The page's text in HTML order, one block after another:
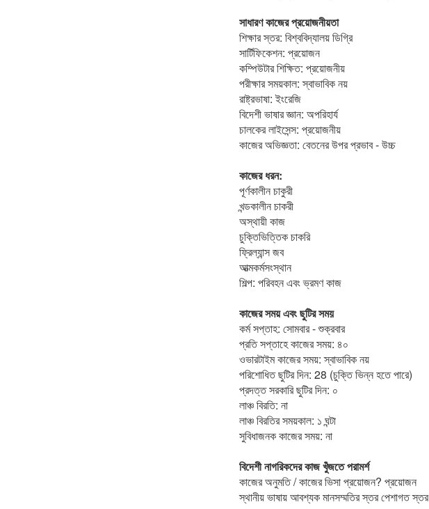
সাধারণ কাজের প্রয়োজনীয়তা
শিক্ষার স্তর: বিশ্ববিদ্যালয় ডিগ্রি
সার্টিফিকেশন: প্রয়োজন
কম্পিউটার শিক্ষিত: প্রয়োজনীয়
পরীক্ষার সময়কাল: স্বাভাবিক নয়
রাষ্ট্রভাষা: ইংরেজি
বিদেশী ভাষার জ্ঞান: অপরিহার্য
চালকের লাইসেন্স: প্রয়োজনীয়
কাজের অভিজ্ঞতা: বেতনের উপর প্রভাব - উচ্চ
কাজের ধরন:
পূর্ণকালীন চাকুরী
খন্ডকালীন চাকরী
অস্থায়ী কাজ
চুক্তিভিত্তিক চাকরি
ফ্রিল্যান্স জব
আত্মকর্মসংস্থান
শিল্প: পরিবহন এবং ভ্রমণ কাজ
কাজের সময় এবং ছুটির সময়
কর্ম সপ্তাহ: সোমবার - শুক্রবার
প্রতি সপ্তাহে কাজের সময়: ৪০
ওভারটাইম কাজের সময়: স্বাভাবিক নয়
পরিশোধিত ছুটির দিন: 28 (চুক্তি ভিন্ন হতে পারে)
প্রদত্ত সরকারি ছুটির দিন: ০
লাঞ্চ বিরতি: না
লাঞ্চ বিরতির সময়কাল: ১ ঘন্টা
সুবিধাজনক কাজের সময়: না
বিদেশী নাগরিকদের কাজ খুঁজতে পরামর্শ
কাজের অনুমতি / কাজের ভিসা প্রয়োজন? প্রয়োজন
স্থানীয় ভাষায় আবশ্যক মানসম্মতির স্তর পেশাগত স্তর